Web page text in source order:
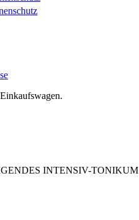
INTENSIV-TONIKUM